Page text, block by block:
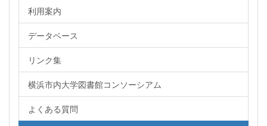
利用案内
データベース
リンク集
横浜市内大学図書館コンソーシアム
よくある質問